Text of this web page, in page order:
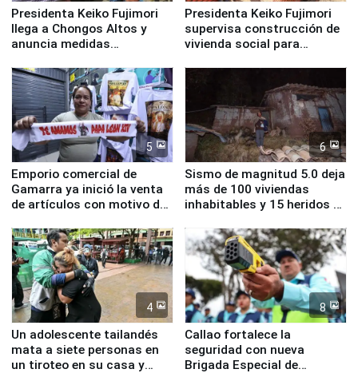
Presidenta Keiko Fujimori
llega a Chongos Altos y
anuncia medidas
educación, salud y empleo
Presidenta Keiko Fujimori
supervisa construcción de
vivienda social para
5
Emporio comercial de
Gamarra ya inició la venta
de artículos con motivo de
6
Sismo de magnitud 5.0 deja
más de 100 viviendas
inhabitables y 15 heridos en
4
Un adolescente tailandés
mata a siete personas en
un tiroteo en su casa y
8
Callao fortalece la
seguridad con nueva
Brigada Especial de